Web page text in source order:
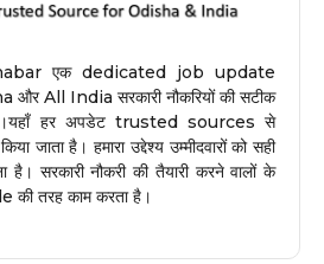
एक dedicated job update
All India सरकारी नौकरियों की सटीक
है।यहाँ हर अपडेट trusted sources से
है। हमारा उद्देश्य उम्मीदवारों को सही
है। सरकारी नौकरी की तैयारी करने वालों के
की तरह काम करता है।